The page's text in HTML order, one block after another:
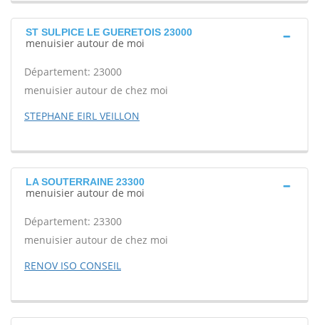
ST SULPICE LE GUERETOIS 23000
menuisier autour de moi
Département: 23000
menuisier autour de chez moi
STEPHANE EIRL VEILLON
LA SOUTERRAINE 23300
menuisier autour de moi
Département: 23300
menuisier autour de chez moi
RENOV ISO CONSEIL